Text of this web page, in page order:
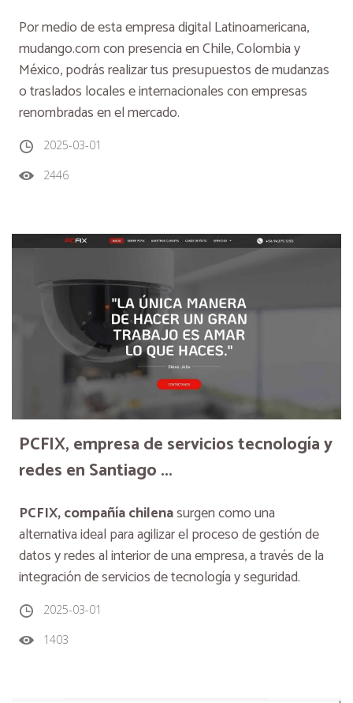
Por medio de esta empresa digital Latinoamericana,
mudango.com con presencia en Chile, Colombia y
México, podrás realizar tus presupuestos de mudanzas
o traslados locales e internacionales con empresas
renombradas en el mercado.
2025-03-01
2446
PCFIX, empresa de servicios tecnología y
redes en Santiago ...
PCFIX, compañía chilenasurgen como una
alternativa ideal para agilizar el proceso de gestión de
datos y redes al interior de una empresa, a través de la
integración de servicios de tecnología y seguridad.
2025-03-01
1403